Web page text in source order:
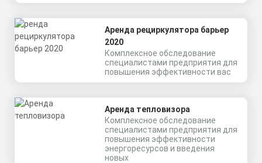
Аренда рециркулятора барьер
2020
Комплексное обследование
специалистами предприятия для
повышения эффективности вас
Аренда тепловизора
Комплексное обследование
специалистами предприятия для
повышения эффективности
энергоресурсов и введения
новых